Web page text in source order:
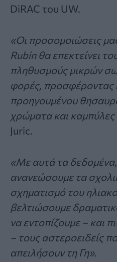
DiRAC του UW.
«Οι προσομοιώσεις
Rubin θα επεκτείνει
πληθυσμούς μικρών
φορές, προσφέροντας
προηγουμένου
χρώματα και
Juric.
«Με αυτά τα
ανανεώσουμε τα
σχηματισμό του
βελτιώσουμε
να εντοπίζουμε – και
– τους αστεροειδείς
απειλήσουν τη Γη».